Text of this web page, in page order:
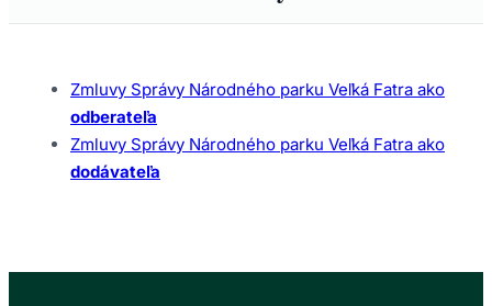
Zmluvy Správy Národného parku Veľká Fatra ako
odberateľa
Zmluvy Správy Národného parku Veľká Fatra ako
dodávateľa